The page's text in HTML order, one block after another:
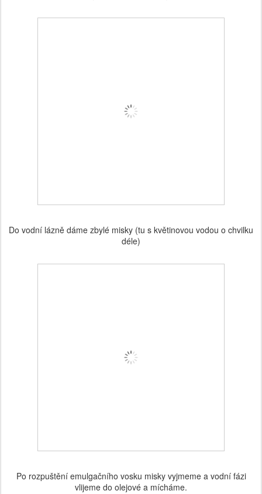
Do vodní lázně dáme zbylé misky (tu s květinovou vodou o chvilku
déle)
Po rozpuštění emulgačního vosku misky vyjmeme a vodní fázi
vlijeme do olejové a mícháme.